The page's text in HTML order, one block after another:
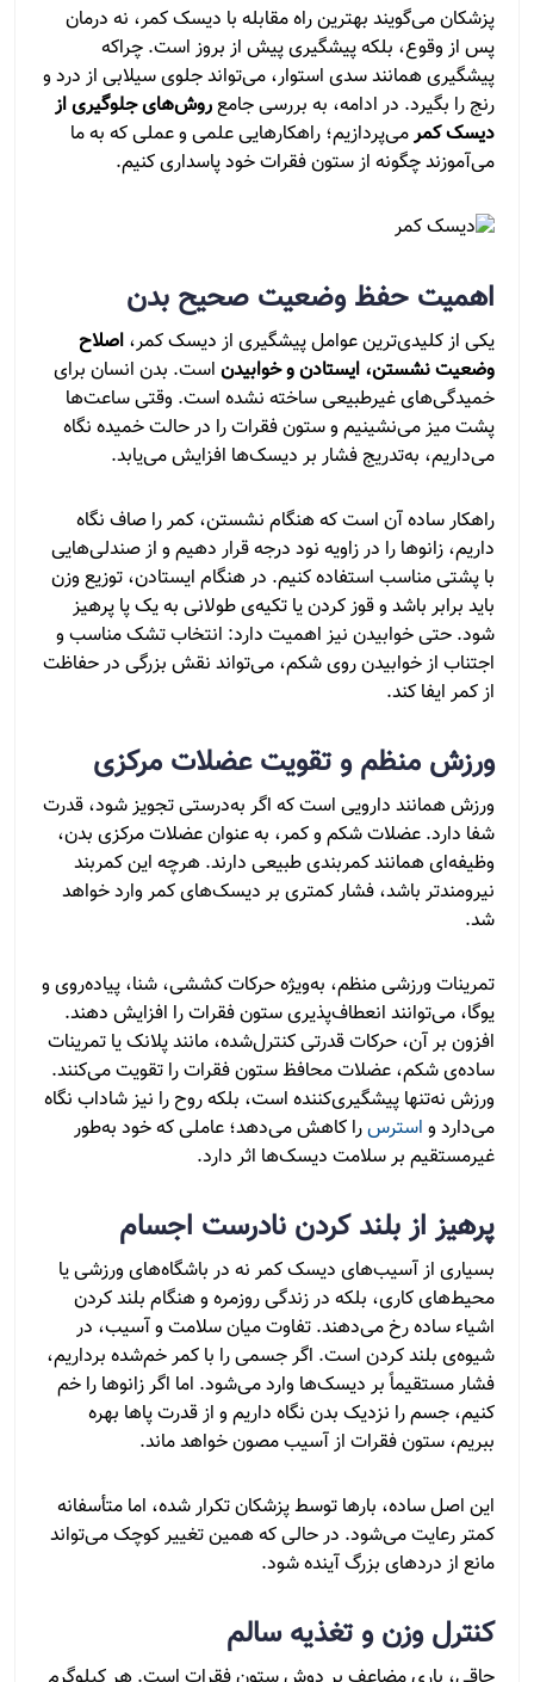
پزشکان می‌گویند بهترین راه مقابله با دیسک کمر، نه درمان
پس از وقوع، بلکه پیشگیری پیش از بروز است. چراکه
پیشگیری همانند سدی استوار، می‌تواند جلوی سیلابی از درد و
رنج را بگیرد. در ادامه، به بررسی جامعروش‌های جلوگیری از
دیسک کمرمی‌پردازیم؛ راهکارهایی علمی و عملی که به ما
می‌آموزند چگونه از ستون فقرات خود پاسداری کنیم.
اهمیت حفظ وضعیت صحیح بدن
یکی از کلیدی‌ترین عوامل پیشگیری از دیسک کمر، اصلاح
وضعیت نشستن، ایستادن و خوابیدن است. بدن انسان برای
خمیدگی‌های غیرطبیعی ساخته نشده است. وقتی ساعت‌ها
پشت میز می‌نشینیم و ستون فقرات را در حالت خمیده نگاه
می‌داریم، به‌تدریج فشار بر دیسک‌ها افزایش می‌یابد.
راهکار ساده آن است که هنگام نشستن، کمر را صاف نگاه
داریم، زانوها را در زاویه نود درجه قرار دهیم و از صندلی‌هایی
با پشتی مناسب استفاده کنیم. در هنگام ایستادن، توزیع وزن
باید برابر باشد و قوز کردن یا تکیه‌ی طولانی به یک پا پرهیز
شود. حتی خوابیدن نیز اهمیت دارد: انتخاب تشک مناسب و
اجتناب از خوابیدن روی شکم، می‌تواند نقش بزرگی در حفاظت
از کمر ایفا کند.
ورزش منظم و تقویت عضلات مرکزی
ورزش همانند دارویی است که اگر به‌درستی تجویز شود، قدرت
شفا دارد. عضلات شکم و کمر، به عنوان عضلات مرکزی بدن،
وظیفه‌ای همانند کمربندی طبیعی دارند. هرچه این کمربند
نیرومندتر باشد، فشار کمتری بر دیسک‌های کمر وارد خواهد
شد.
تمرینات ورزشی منظم، به‌ویژه حرکات کششی، شنا، پیاده‌روی و
یوگا، می‌توانند انعطاف‌پذیری ستون فقرات را افزایش دهند.
افزون بر آن، حرکات قدرتی کنترل‌شده، مانند پلانک یا تمرینات
ساده‌ی شکم، عضلات محافظ ستون فقرات را تقویت می‌کنند.
ورزش نه‌تنها پیشگیری‌کننده است، بلکه روح را نیز شاداب نگاه
می‌دارد و استرسرا کاهش می‌دهد؛ عاملی که خود به‌طور
غیرمستقیم بر سلامت دیسک‌ها اثر دارد.
پرهیز از بلند کردن نادرست اجسام
بسیاری از آسیب‌های دیسک کمر نه در باشگاه‌های ورزشی یا
محیط‌های کاری، بلکه در زندگی روزمره و هنگام بلند کردن
اشیاء ساده رخ می‌دهند. تفاوت میان سلامت و آسیب، در
شیوه‌ی بلند کردن است. اگر جسمی را با کمر خم‌شده برداریم،
فشار مستقیماً بر دیسک‌ها وارد می‌شود. اما اگر زانوها را خم
کنیم، جسم را نزدیک بدن نگاه داریم و از قدرت پاها بهره
ببریم، ستون فقرات از آسیب مصون خواهد ماند.
این اصل ساده، بارها توسط پزشکان تکرار شده، اما متأسفانه
کمتر رعایت می‌شود. در حالی که همین تغییر کوچک می‌تواند
مانع از دردهای بزرگ آینده شود.
کنترل وزن و تغذیه سالم